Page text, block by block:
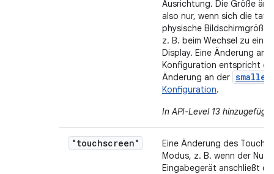
Ausrichtung. Die Größe
also nur, wenn sich die
physische Bildschirmgröße
z. B. beim Wechsel zu
Display. Eine Änderung an
Konfiguration entspricht
Änderung an der
Konfiguration.
In API-Level 13 hinzugefügt
"touchscreen"
Eine Änderung des
Modus, z. B. wenn der
Eingabegerät anschließt